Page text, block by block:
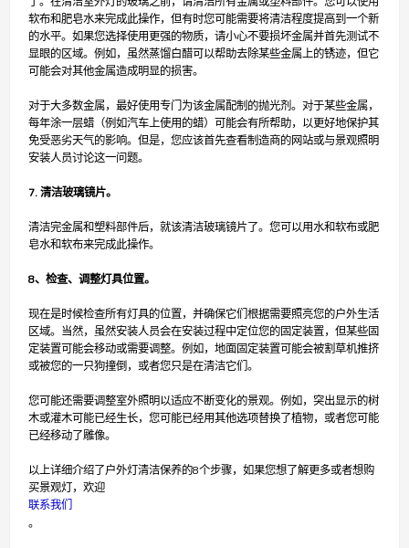
软布和肥皂水来完成此操作，但有时您可能需要将清洁程度提高到一个新
的水平。如果您选择使用更强的物质，请小心不要损坏金属并首先测试不
显眼的区域。例如，虽然蒸馏白醋可以帮助去除某些金属上的锈迹，但它
可能会对其他金属造成明显的损害。
对于大多数金属，最好使用专门为该金属配制的抛光剂。对于某些金属，
每年涂一层蜡（例如汽车上使用的蜡）可能会有所帮助，以更好地保护其
免受恶劣天气的影响。但是，您应该首先查看制造商的网站或与景观照明
安装人员讨论这一问题。
7. 清洁玻璃镜片。
清洁完金属和塑料部件后，就该清洁玻璃镜片了。您可以用水和软布或肥
皂水和软布来完成此操作。
8、检查、调整灯具位置。
现在是时候检查所有灯具的位置，并确保它们根据需要照亮您的户外生活
区域。当然，虽然安装人员会在安装过程中定位您的固定装置，但某些固
定装置可能会移动或需要调整。例如，地面固定装置可能会被割草机推挤
或被您的一只狗撞倒，或者您只是在清洁它们。
您可能还需要调整室外照明以适应不断变化的景观。例如，突出显示的树
木或灌木可能已经生长，您可能已经用其他选项替换了植物，或者您可能
已经移动了雕像。
以上详细介绍了户外灯清洁保养的8个步骤，如果您想了解更多或者想购
买景观灯，欢迎
联系我们
。